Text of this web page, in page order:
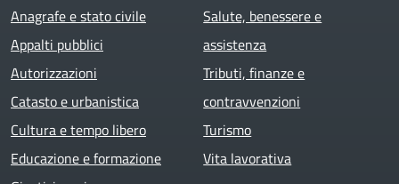
Anagrafe e stato civile
Appalti pubblici
Autorizzazioni
Catasto e urbanistica
Cultura e tempo libero
Educazione e formazione
Salute, benessere e
assistenza
Tributi, finanze e
contravvenzioni
Turismo
Vita lavorativa